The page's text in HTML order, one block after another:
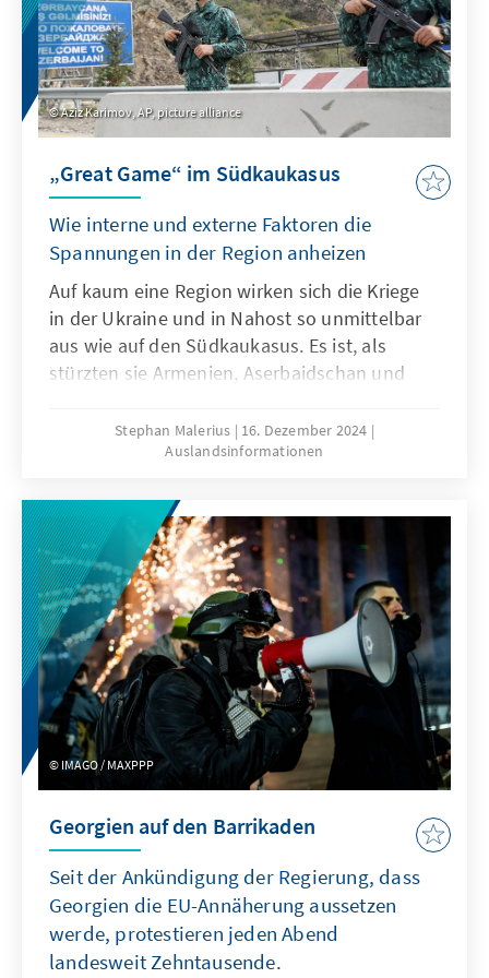
Aserbaidschan und Armenien unterstreichen,
dass der Weg des Landes nach Europa mit
einer Regierung unter Führung des
Georgischen Traums versperrt ist.
Aziz Karimov, AP, picture alliance
„Great Game“ im Südkaukasus
Wie interne und externe Faktoren die
Spannungen in der Region anheizen
Auf kaum eine Region wirken sich die Kriege
in der Ukraine und in Nahost so unmittelbar
aus wie auf den Südkaukasus. Es ist, als
stürzten sie Armenien, Aserbaidschan und
nachdem eine jahrelange „stagnative
Stabilität“ bereits 2020 mit dem zweiten
Seitdem kommt der Südkaukasus nicht mehr
zur Ruhe. Die Ursachen sind komplex, die
Akteurslandschaft unübersichtlich – und für
Prognosen wird eine Kristallkugel benötigt.
Stephan Malerius
16. Dezember 2024
Auslandsinformationen
IMAGO / MAXPPP
Georgien auf den Barrikaden
Seit der Ankündigung der Regierung, dass
Georgien die EU-Annäherung aussetzen
werde, protestieren jeden Abend
landesweit Zehntausende.